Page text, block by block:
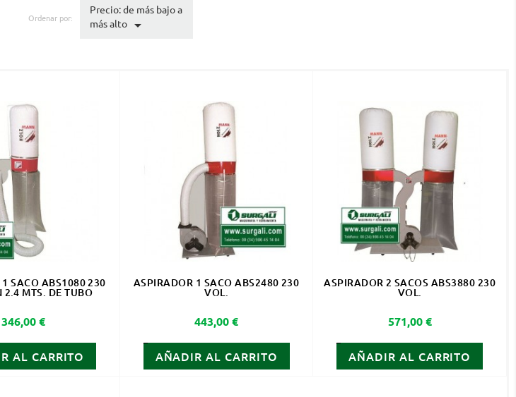
Ordenar por:
Precio: de más bajo a
más alto 
SACO ABS1080 230
2.4 MTS. DE TUBO
Precio
346,00 €
AL CARRITO
ASPIRADOR 1 SACO ABS2480 230
VOL.
Precio
443,00 €
AÑADIR AL CARRITO
ASPIRADOR 2 SACOS ABS3880 230
VOL.
Precio
571,00 €
AÑADIR AL CARRITO